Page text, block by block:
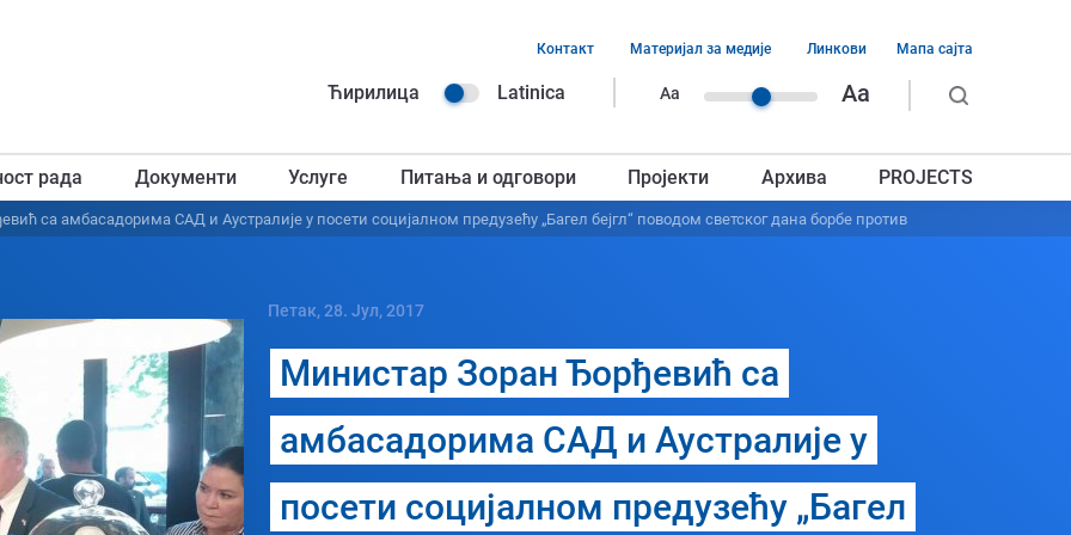
Ћирилица Latinica Aa Aa
заглавља
Контакт Материјал за медије Линкови Мапа сајта
рада Документи Услуге Питања и одговори Пројекти Архива PROJECTS
са амбасадорима САД и Аустралије у посети социјалном предузећу „Багел бејгл“ поводом светског дана борбе против
Петак, 28. Јул, 2017
Министар Зоран Ђорђевић са
амбасадорима САД и Аустралије у
посети социјалном предузећу „Багел